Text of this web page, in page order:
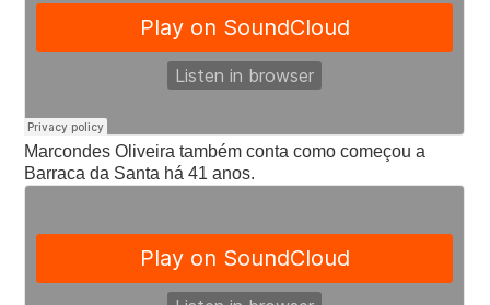
Marcondes Oliveira também conta como começou a
Barraca da Santa há 41 anos.